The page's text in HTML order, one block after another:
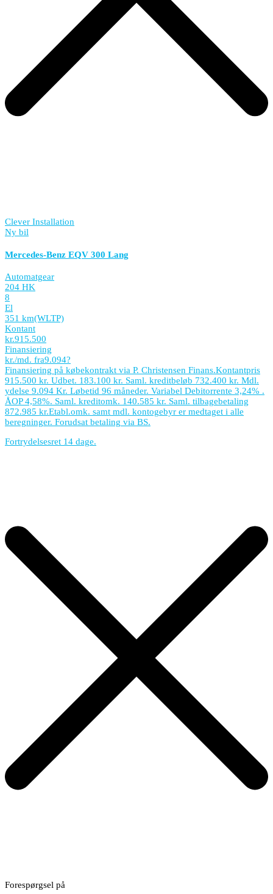
Clever Installation
Ny bil
Mercedes-Benz EQV 300 Lang
Automatgear
204 HK
8
El
351 km(WLTP)
Kontant
kr.915.500
Finansiering
kr./md. fra9.094?
Finansiering på købekontrakt via P. Christensen Finans.Kontantpris
915.500 kr. Udbet. 183.100 kr. Saml. kreditbeløb 732.400 kr. Mdl.
ydelse 9.094 Kr. Løbetid 96 måneder. Variabel Debitorrente 3,24% .
ÅOP 4,58%. Saml. kreditomk. 140.585 kr. Saml. tilbagebetaling
872.985 kr.Etabl.omk. samt mdl. kontogebyr er medtaget i alle
beregninger. Forudsat betaling via BS.
Fortrydelsesret 14 dage.
Forespørgsel på